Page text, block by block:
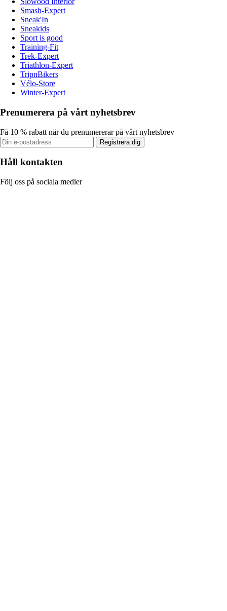
Smash-Expert
Sneak'In
Sneakids
Sport is good
Training-Fit
Trek-Expert
Triathlon-Expert
TripnBikers
Vélo-Store
Winter-Expert
Prenumerera på vårt nyhetsbrev
Få 10 % rabatt när du prenumererar på vårt nyhetsbrev
Registrera dig
Håll kontakten
Följ oss på sociala medier